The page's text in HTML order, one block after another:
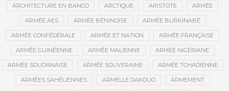
ARCHITECTURE EN BANCO ARCTIQUE ARISTOTE ARMÉE
ARMÉE AES ARMÉE BÉNINOISE ARMÉE BURKINABÉ
ARMÉE CONFÉDÉRALE ARMÉE ET NATION ARMÉE FRANÇAISE
ARMÉE GUINÉENNE ARMÉE MALIENNE ARMÉE NIGÉRIANE
ARMÉE SOUDANAISE ARMÉE SOUVERAINE ARMÉE TCHADIENNE
ARMÉES SAHÉLIENNES ARMELLE DAKOUO ARMEMENT